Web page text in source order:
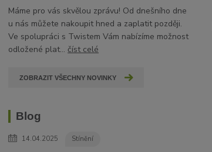
Máme pro vás skvělou zprávu! Od dnešního dne
u nás můžete nakoupit hned a zaplatit později.
Ve spolupráci s Twistem Vám nabízíme možnost
odložené plat...číst celé
ZOBRAZIT VŠECHNY NOVINKY
Blog
14.04.2025 Stínění